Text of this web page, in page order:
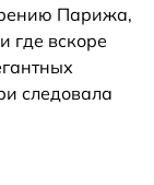
Парижа,
где вскоре
следовала